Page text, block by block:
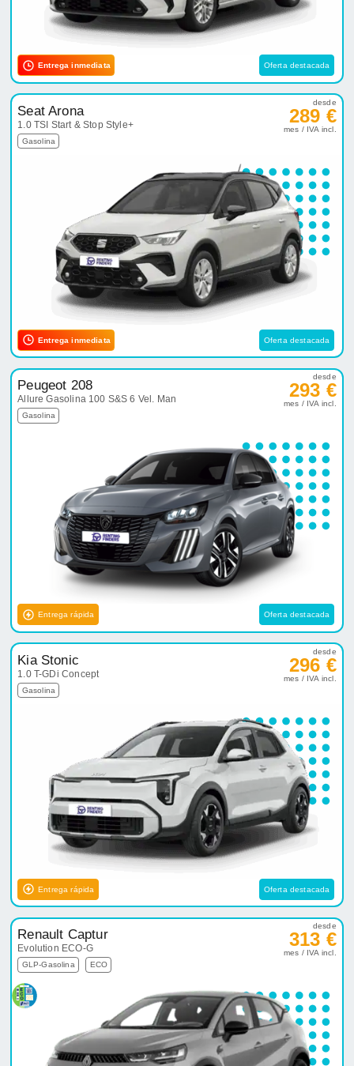
Entrega inmediata Oferta destacada
Seat Arona
1.0 TSI Start & Stop Style+
Gasolina
desde
289 €
mes / IVA incl.
Entrega inmediata Oferta destacada
Peugeot 208
Allure Gasolina 100 S&S 6 Vel. Man
Gasolina
desde
293 €
mes / IVA incl.
Entrega rápida Oferta destacada
Kia Stonic
1.0 T-GDi Concept
Gasolina
desde
296 €
mes / IVA incl.
Entrega rápida Oferta destacada
Renault Captur
Evolution ECO-G
GLP-Gasolina ECO
desde
313 €
mes / IVA incl.